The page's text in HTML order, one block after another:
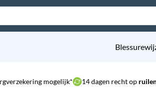
mogelijk* 14 dagen recht op